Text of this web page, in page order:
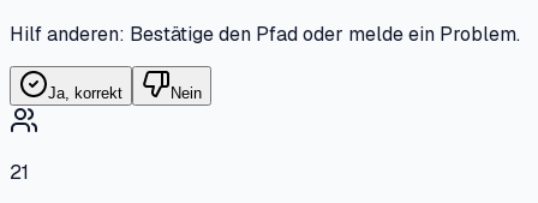
Hilf anderen: Bestätige den Pfad oder melde ein Problem.
Ja, korrekt Nein
21